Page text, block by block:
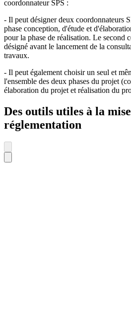
coordonnateur SPS :
- Il peut désigner deux coordonnateurs
phase conception, d'étude et
pour la phase de réalisation. Le second
désigné avant le lancement de la
travaux.
- Il peut également choisir un seul et
l'ensemble des deux phases du projet
élaboration du projet et réalisation du
Des outils utiles à la
réglementation